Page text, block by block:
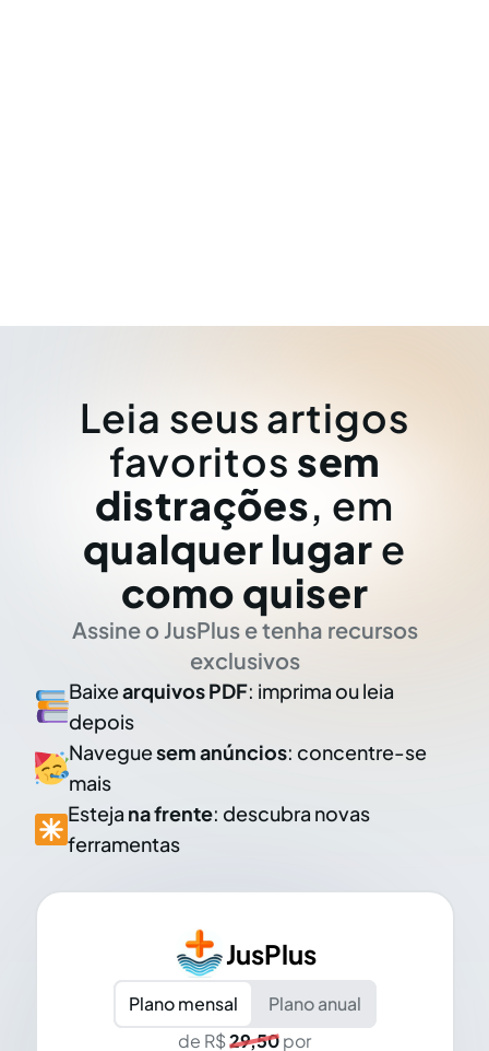
Leia seus artigos
favoritos sem
distrações, em
qualquer lugar e
como quiser
Assine o JusPlus e tenha recursos
exclusivos
Baixearquivos PDF: imprima ou leia
depois
Naveguesem anúncios: concentre-se
mais
Esteja na frente: descubra novas
ferramentas
JusPlus
Plano mensal
Plano anual
de R$29,50por